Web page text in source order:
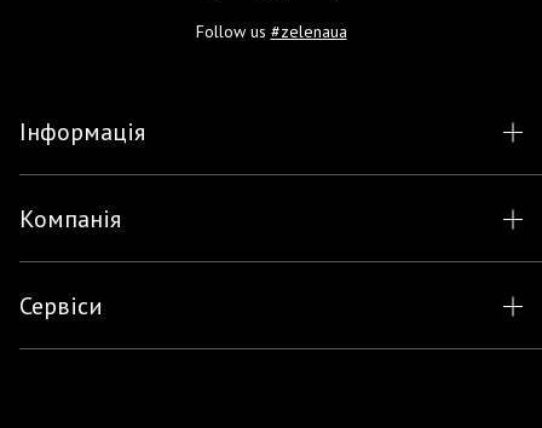
Follow us #zelenaua
Інформація
Компанія
Сервіси